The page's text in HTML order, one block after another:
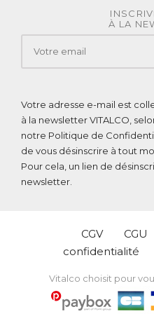
À LA
Votre adresse e-mail est
à la newsletter VITALCO,
notre Politique de
de vous désinscrire à tout
Pour cela, un lien de
newsletter.
CGV CGU
confidentialité
Vitalco choisit pour